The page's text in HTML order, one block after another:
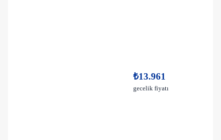
₺13.961
gecelik fiyatı